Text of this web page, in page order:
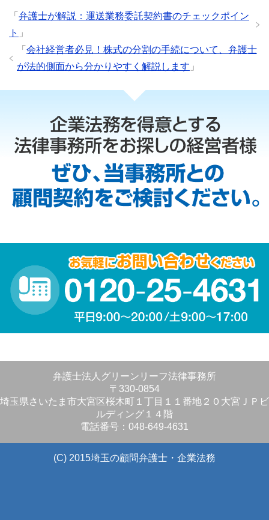
「 弁護士が解説：運送業務委託契約書のチェックポイン
ト 」
「 会社経営者必見！株式の分割の手続について、弁護士
が法的側面から分かりやすく解説します 」
弁護士法人グリーンリーフ法律事務所
〒330-0854
埼玉県さいたま市大宮区桜木町１丁目１１番地２０大宮ＪＰビ
ルディング１４階
電話番号：048-649-4631
(C) 2015埼玉の顧問弁護士・企業法務